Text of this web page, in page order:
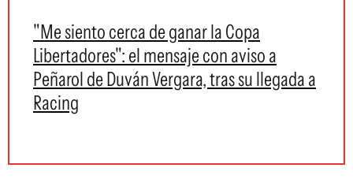
"Me siento cerca de ganar la Copa
Libertadores": el mensaje con aviso a
Peñarol de Duván Vergara, tras su llegada a
Racing